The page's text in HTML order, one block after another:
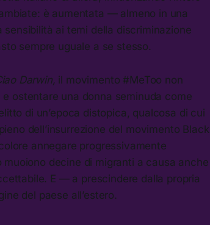
è aumentata — almeno in una
ai temi della discriminazione
sempre uguale a se stesso.
Darwin, il movimento #MeToo non
e ostentare una donna seminuda come
di un’epoca distopica, qualcosa di cui
dell’insurrezione del movimento Black
annegare progressivamente
decine di migranti a causa anche
E — a prescindere dalla propria
del paese all’estero.